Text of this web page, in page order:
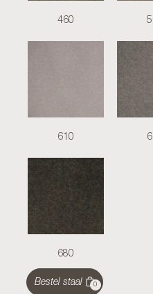
460
610
680
Bestel staal 0